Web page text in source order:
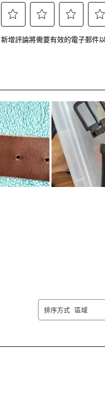
選
這
項
商
品
1
顆
星
的
選
這
項
商
品
2
顆
星
的
選
這
項
商
品
3
顆
星
的
啟
提
選
這
項
商
品
顆
星
的
啟
新增評論將需要有效的電子郵件
排序方式 區域